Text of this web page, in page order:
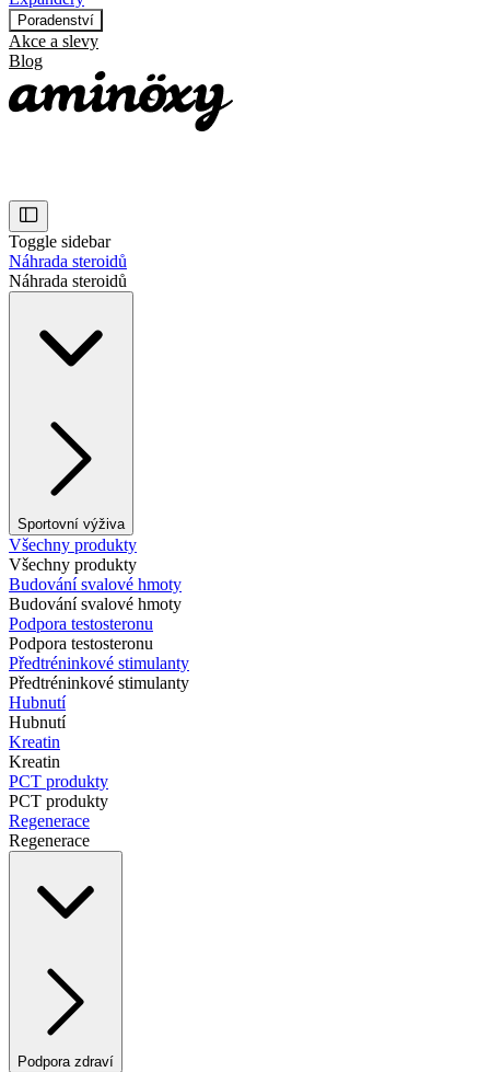
Poradenství
Akce a slevy
Blog
Toggle sidebar
Náhrada steroidů
Náhrada steroidů
Sportovní výživa
Všechny produkty
Všechny produkty
Budování svalové hmoty
Budování svalové hmoty
Podpora testosteronu
Podpora testosteronu
Předtréninkové stimulanty
Předtréninkové stimulanty
Hubnutí
Hubnutí
Kreatin
Kreatin
PCT produkty
PCT produkty
Regenerace
Regenerace
Podpora zdraví